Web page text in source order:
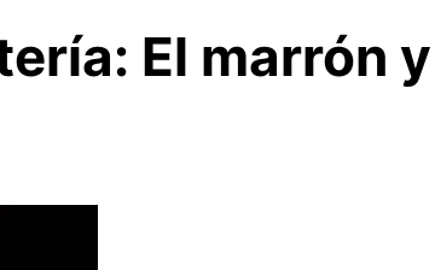
El marrón y